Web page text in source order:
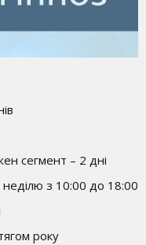
сегмент – 2 дні
неділю з 10:00 до 18:00
року